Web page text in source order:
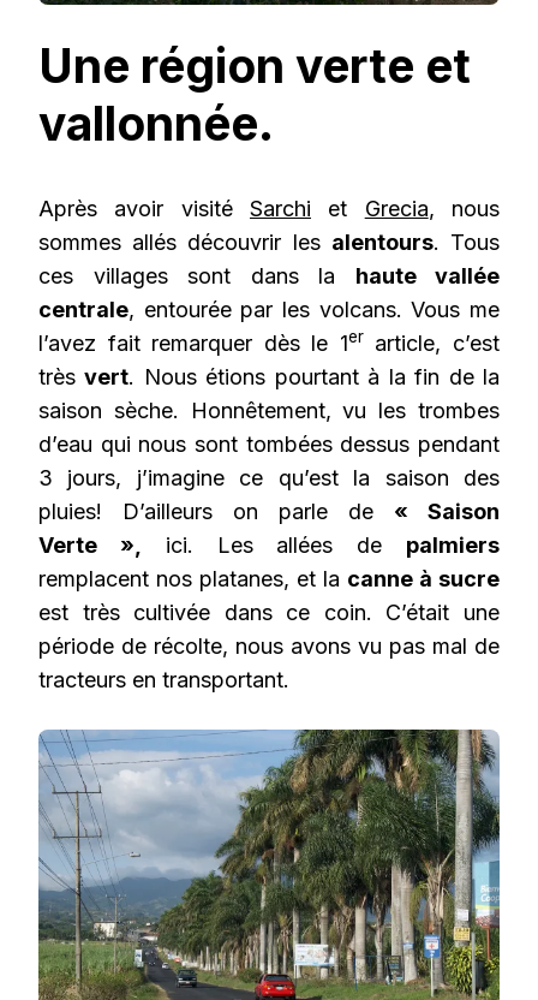
Une région verte et
vallonnée.
Après avoir visité Sarchi et Grecia, nous
sommes allés découvrir les alentours. Tous
ces villages sont dans la haute vallée
centrale, entourée par les volcans. Vous me
l’avez fait remarquer dès le 1erarticle, c’est
trèsvert. Nous étions pourtant à la fin de la
saison sèche. Honnêtement, vu les trombes
d’eau qui nous sont tombées dessus pendant
3 jours, j’imagine ce qu’est la saison des
pluies! D’ailleurs on parle de « Saison
Verte »,
ici. Les allées de palmiers
remplacent nos platanes, et la canne à sucre
est très cultivée dans ce coin. C’était une
période de récolte, nous avons vu pas mal de
tracteurs en transportant.